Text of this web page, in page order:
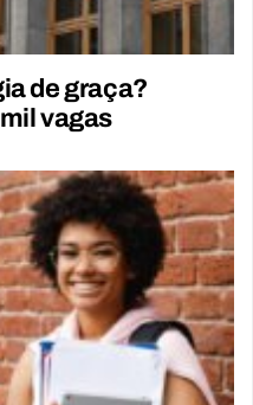
de graça?
vagas